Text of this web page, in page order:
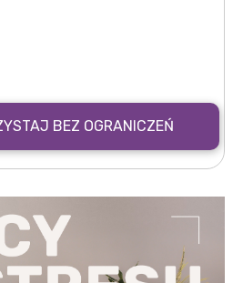
BEZ OGRANICZEŃ